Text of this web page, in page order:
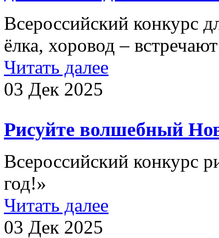
Всероссийский конкурс
ёлка, хоровод –
Читать далее
03 Дек 2025
Рисуйте волшебный
Всероссийский конкурс
год!»
Читать далее
03 Дек 2025